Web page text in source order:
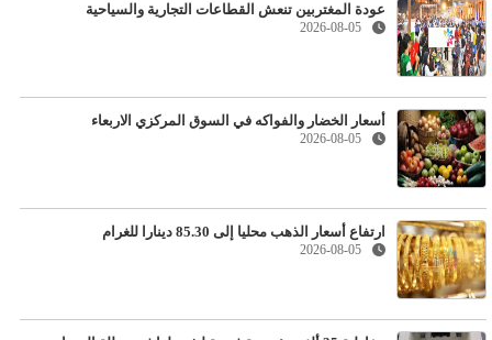
عودة المغتربين تنعش القطاعات التجارية والسياحية
2026-08-05
أسعار الخضار والفواكه في السوق المركزي الاربعاء
2026-08-05
ارتفاع أسعار الذهب محليا إلى 85.30 دينارا للغرام
2026-08-05